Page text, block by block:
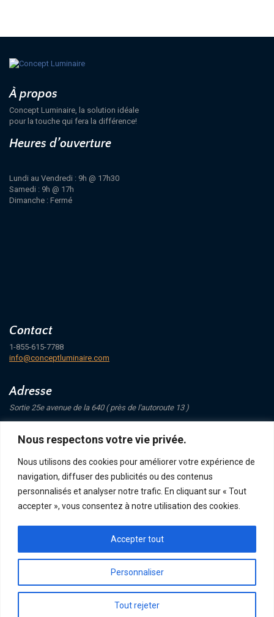
Nous respectons votre vie privée.
Nous utilisons des cookies pour améliorer votre expérience de
navigation, diffuser des publicités ou des contenus
personnalisés et analyser notre trafic. En cliquant sur « Tout
accepter », vous consentez à notre utilisation des cookies.
Personnaliser
Tout rejeter
Accepter tout
À propos
Concept Luminaire, la solution idéale
pour la touche qui fera la différence!
Heures d’ouverture
Lundi au Vendredi : 9h @ 17h30
Samedi : 9h @ 17h
Dimanche : Fermé
Contact
1-855-615-7788
info@conceptluminaire.com
Adresse
Sortie 25e avenue de la 640 ( près de l'autoroute 13 )
Saint-Eustache
Suivez-nous
POLITIQUE DE CONFIDENTIALITÉ
CONCEPT LUMINAIRE - TOUS DROITS RÉSERVÉS © 2026